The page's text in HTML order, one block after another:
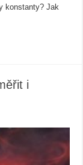
konstanty? Jak
i